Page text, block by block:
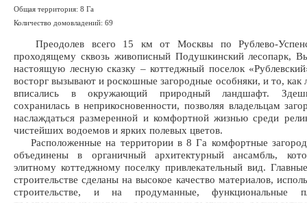
Общая территория: 8 Га
Количество домовладений: 69
Преодолев всего 15 км от Москвы по Рублево-
проходящему сквозь живописный Подушкинский лесопарк,
настоящую лесную сказку – коттеджный поселок
восторг вызывают и роскошные загородные особняки, и то, как
вписались в окружающий природный ландшафт.
сохранилась в неприкосновенности, позволяя владельцам
наслаждаться размеренной и комфортной жизнью среди
чистейших водоемов и ярких полевых цветов.
Расположенные на территории в 8 Га комфортные
объединены в органичный архитектурный ансамбль,
элитному коттеджному поселку привлекательный вид.
строительстве сделаны на высокое качество материалов,
строительстве, и на продуманные, функциональные